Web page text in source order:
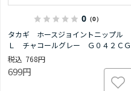
0 （0）
タカギ ホースジョイントニップル
Ｌ チャコールグレー Ｇ０４２ＣＧ
768円
699円